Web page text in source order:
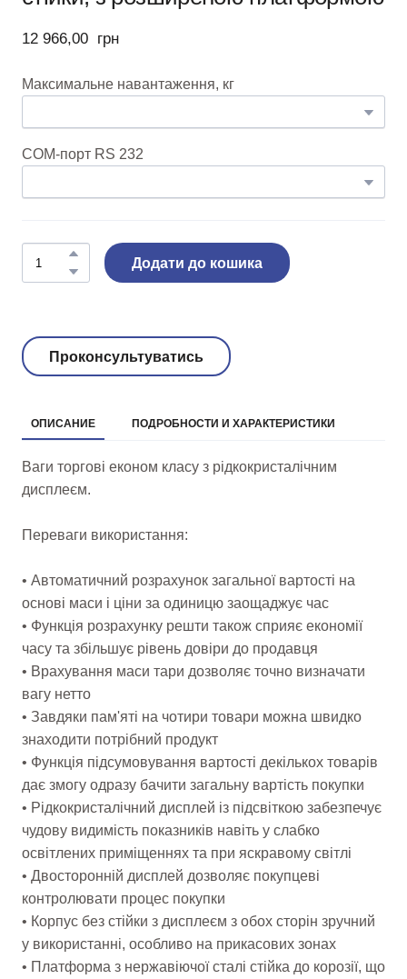
12 966,00  грн
Максимальне навантаження, кг
COM-порт RS 232
Додати до кошика
Проконсультуватись
ОПИСАНИЕ ПОДРОБНОСТИ И ХАРАКТЕРИСТИКИ
Ваги торгові економ класу з рідкокристалічним
дисплеєм.
Переваги використання:
• Автоматичний розрахунок загальної вартості на
основі маси і ціни за одиницю заощаджує час
• Функція розрахунку решти також сприяє економії
часу та збільшує рівень довіри до продавця
• Врахування маси тари дозволяє точно визначати
вагу нетто
• Завдяки пам'яті на чотири товари можна швидко
знаходити потрібний продукт
• Функція підсумовування вартості декількох товарів
дає змогу одразу бачити загальну вартість покупки
• Рідкокристалічний дисплей із підсвіткою забезпечує
чудову видимість показників навіть у слабко
освітлених приміщеннях та при яскравому світлі
• Двосторонній дисплей дозволяє покупцеві
контролювати процес покупки
• Корпус без стійки з дисплеєм з обох сторін зручний
у використанні, особливо на прикасових зонах
• Платформа з нержавіючої сталі стійка до корозії, що